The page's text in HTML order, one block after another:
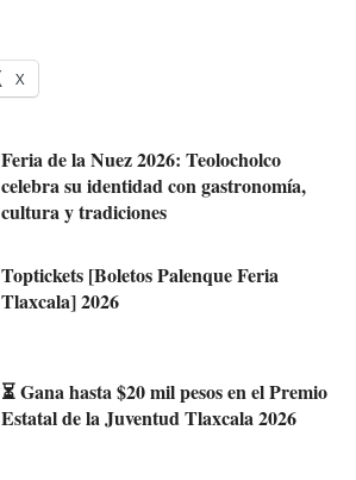
X
Feria de la Nuez 2026: Teolocholco
celebra su identidad con gastronomía,
cultura y tradiciones
Toptickets [Boletos Palenque Feria
Tlaxcala] 2026
⏳ Gana hasta $20 mil pesos en el Premio
Estatal de la Juventud Tlaxcala 2026